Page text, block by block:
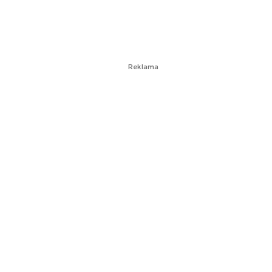
Reklama